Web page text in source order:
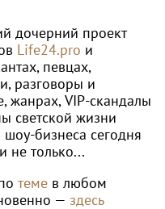
дочерний проект
Life24.pro и
певцах,
разговоры и
жанрах, VIP-скандалы
светской жизни
бизнеса сегодня
не только...
теме в любом
— здесь